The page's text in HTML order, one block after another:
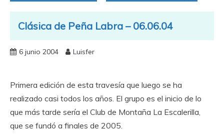
Clásica de Peña Labra – 06.06.04
6 junio 2004 Luisfer
Primera edición de esta travesía que luego se ha
realizado casi todos los años. El grupo es el inicio de lo
que más tarde sería el Club de Montaña La Escalerilla,
que se fundó a finales de 2005.